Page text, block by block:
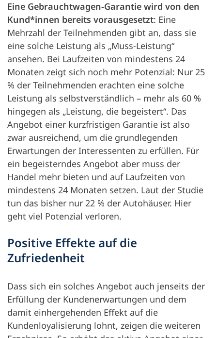
Eine Gebrauchtwagen-Garantie wird von den
Kund*innen bereits vorausgesetzt: Eine
Mehrzahl der Teilnehmenden gibt an, dass sie
eine solche Leistung als „Muss-Leistung“
ansehen. Bei Laufzeiten von mindestens 24
Monaten zeigt sich noch mehr Potenzial: Nur 25
% der Teilnehmenden erachten eine solche
Leistung als selbstverständlich – mehr als 60 %
hingegen als „Leistung, die begeistert“. Das
Angebot einer kurzfristigen Garantie ist also
zwar ausreichend, um die grundlegenden
Erwartungen der Interessenten zu erfüllen. Für
ein begeisterndes Angebot aber muss der
Handel mehr bieten und auf Laufzeiten von
mindestens 24 Monaten setzen. Laut der Studie
tun das bisher nur 22 % der Autohäuser. Hier
geht viel Potenzial verloren.
Positive Effekte auf die
Zufriedenheit
Dass sich ein solches Angebot auch jenseits der
Erfüllung der Kundenerwartungen und dem
damit einhergehenden Effekt auf die
Kundenloyalisierung lohnt, zeigen die weiteren